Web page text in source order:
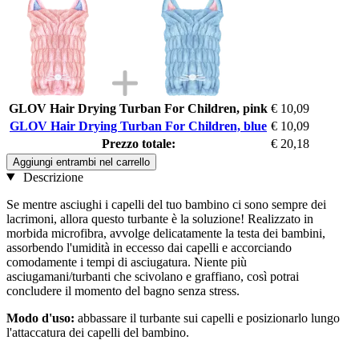
GLOV Hair Drying Turban For Children, pink € 10,09
GLOV Hair Drying Turban For Children, blue € 10,09
Prezzo totale:
€ 20,18
Aggiungi entrambi nel carrello
Descrizione
Se mentre asciughi i capelli del tuo bambino ci sono sempre dei
lacrimoni, allora questo turbante è la soluzione! Realizzato in
morbida microfibra, avvolge delicatamente la testa dei bambini,
assorbendo l'umidità in eccesso dai capelli e accorciando
comodamente i tempi di asciugatura. Niente più
asciugamani/turbanti che scivolano e graffiano, così potrai
concludere il momento del bagno senza stress.
Modo d'uso: abbassare il turbante sui capelli e posizionarlo lungo
l'attaccatura dei capelli del bambino.